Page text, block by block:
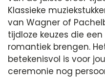
Klassieke
van Wagner of
tijdloze keuzes die
romantiek brengen.​
betekenisvol is voor
ceremonie nog